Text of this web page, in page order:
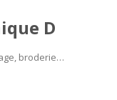
D
broderie…